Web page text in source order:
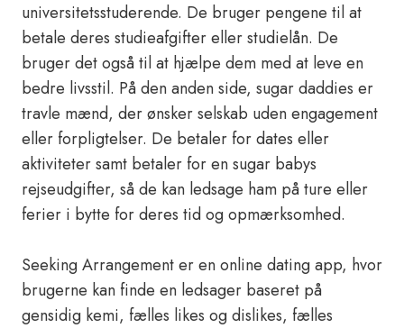
universitetsstuderende. De bruger pengene til at
betale deres studieafgifter eller studielån. De
bruger det også til at hjælpe dem med at leve en
bedre livsstil. På den anden side, sugar daddies er
travle mænd, der ønsker selskab uden engagement
eller forpligtelser. De betaler for dates eller
aktiviteter samt betaler for en sugar babys
rejseudgifter, så de kan ledsage ham på ture eller
ferier i bytte for deres tid og opmærksomhed.
Seeking Arrangement er en online dating app, hvor
brugerne kan finde en ledsager baseret på
gensidig kemi, fælles likes og dislikes, fælles